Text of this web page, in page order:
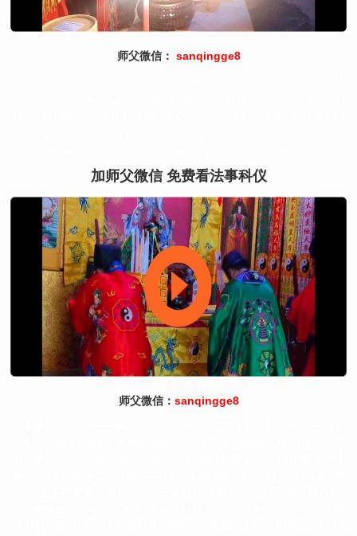
师父微信： sanqingge8
加师父微信 免费看法事科仪
师父微信： sanqingge8